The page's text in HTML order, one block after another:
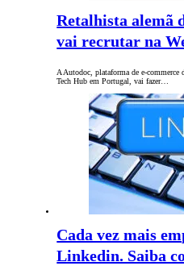
Retalhista alemã
vai recrutar na
A Autodoc, plataforma de e-commerce
Tech Hub em Portugal, vai fazer…
Cada vez mais
Linkedin. Saiba